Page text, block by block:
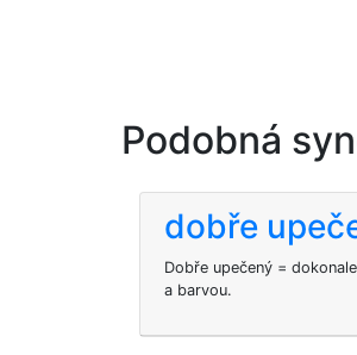
Podobná
dobře
Dobře upečený =
a barvou.